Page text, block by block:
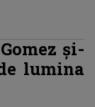
și-
lumina